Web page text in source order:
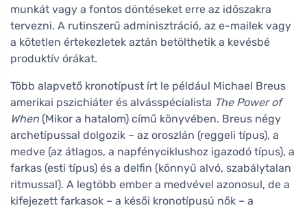
munkát vagy a fontos döntéseket erre az időszakra
tervezni. A rutinszerű adminisztráció, az e-mailek vagy
a kötetlen értekezletek aztán betölthetik a kevésbé
produktív órákat.
Több alapvető kronotípust írt le például Michael Breus
amerikai pszichiáter és alvásspécialista The Power of
When (Mikor a hatalom) című könyvében. Breus négy
archetípussal dolgozik – az oroszlán (reggeli típus), a
medve (az átlagos, a napfényciklushoz igazodó típus), a
farkas (esti típus) és a delfin (könnyű alvó, szabálytalan
ritmussal). A legtöbb ember a medvével azonosul, de a
kifejezett farkasok – a késői kronotípusú nők – a